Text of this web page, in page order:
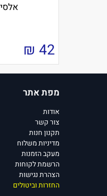
42
₪
מפת אתר
אודות
צור קשר
תקנון חנות
מדיניות משלוח
מעקב הזמנות
הרשמת לקוחות
הצהרת נגישות
החזרות וביטולים